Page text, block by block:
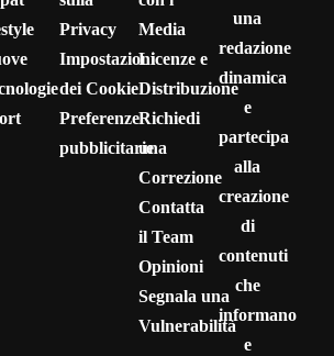
Privacy
Impostazioni
dei Cookie
Preferenze
pubblicitarie
Media
Licenze e
Distribuzione
Richiedi
una
Correzione
Contatta
il Team
Opinioni
Segnala una
Vulnerabilità
una
redazione
dinamica
e
partecipa
alla
creazione
di
contenuti
che
informano
e